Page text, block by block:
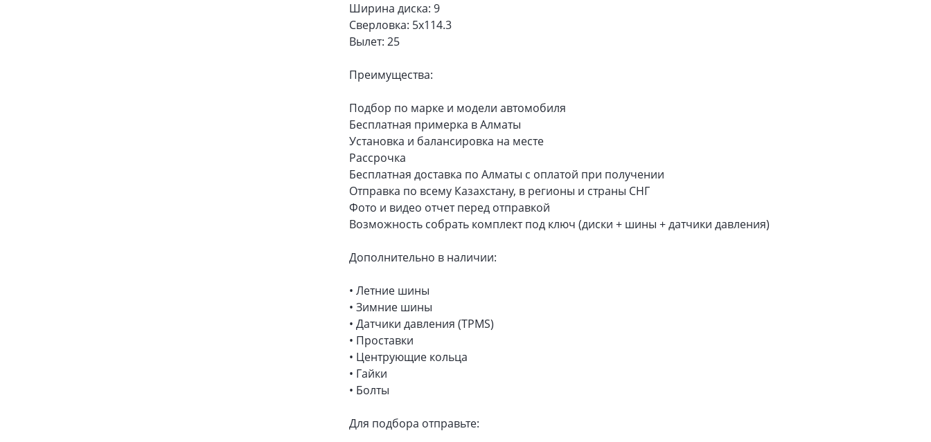
Ширина диска: 9
Сверловка: 5x114.3
Вылет: 25
Преимущества:
Подбор по марке и модели автомобиля
Бесплатная примерка в Алматы
Установка и балансировка на месте
Рассрочка
Бесплатная доставка по Алматы с оплатой при получении
Отправка по всему Казахстану, в регионы и страны СНГ
Фото и видео отчет перед отправкой
Возможность собрать комплект под ключ (диски + шины + датчики давления)
Дополнительно в наличии:
• Летние шины
• Зимние шины
• Датчики давления (TPMS)
• Проставки
• Центрующие кольца
• Гайки
• Болты
Для подбора отправьте: